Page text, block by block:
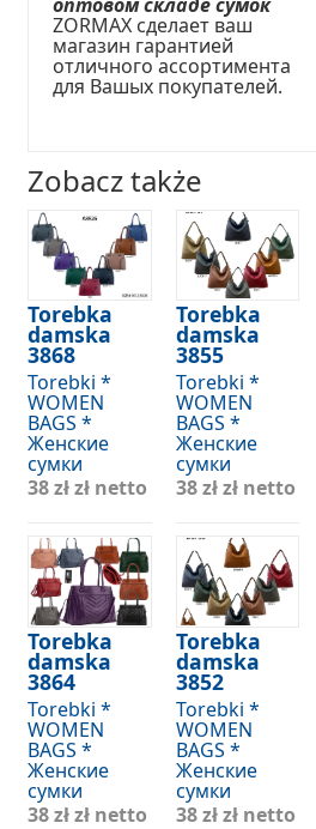
ZORMAX сделает ваш
магазин гарантией
отличного ассортимента
для Вашых покупателей.
Zobacz także
Torebka
damska
3868
Torebki *
WOMEN
BAGS *
Женские
сумки
38 złzł netto
Torebka
damska
3864
Torebki *
WOMEN
BAGS *
Женские
сумки
38 złzł netto
Torebka
damska
3855
Torebki *
WOMEN
BAGS *
Женские
сумки
38 złzł netto
Torebka
damska
3852
Torebki *
WOMEN
BAGS *
Женские
сумки
38 złzł netto